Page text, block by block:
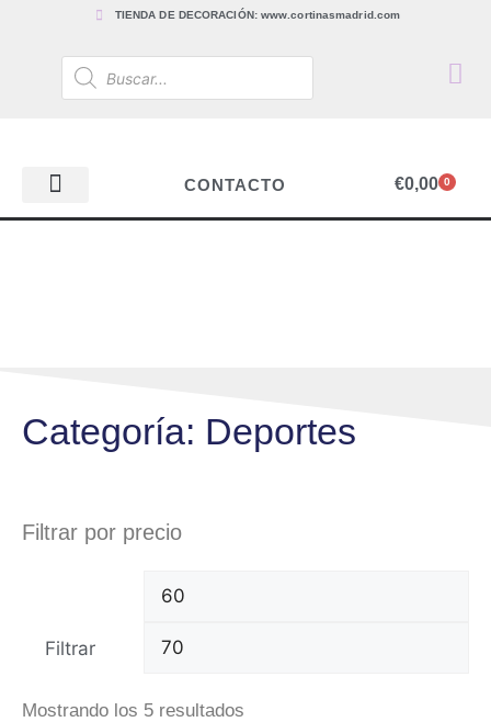
TIENDA DE DECORACIÓN: www.cortinasmadrid.com
CONTACTO €0,00 0
Categoría: Deportes
Filtrar por precio
Filtrar
Mostrando los 5 resultados